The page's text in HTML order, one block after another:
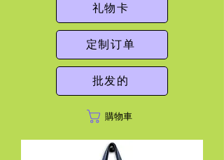
礼物卡
定制订单
批发的
購物車